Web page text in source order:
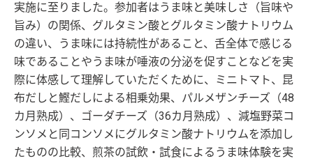
実施に至りました。参加者はうま味と美味しさ（旨味や
旨み）の関係、グルタミン酸とグルタミン酸ナトリウム
の違い、うま味には持続性があること、舌全体で感じる
味であることやうま味が唾液の分泌を促すことなどを実
際に体感して理解していただくために、ミニトマト、昆
布だしと鰹だしによる相乗効果、パルメザンチーズ（48
カ月熟成）、ゴーダチーズ（36カ月熟成）、減塩野菜コ
ンソメと同コンソメにグルタミン酸ナトリウムを添加し
たものの比較、煎茶の試飲・試食によるうま味体験を実